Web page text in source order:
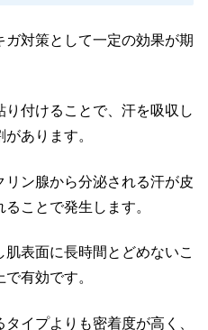
対策として一定の効果が期
付けることで、汗を吸収し
あります。
ン腺から分泌される汗が皮
ことで発生します。
表面に長時間とどめないこ
有効です。
イプよりも密着度が高く、